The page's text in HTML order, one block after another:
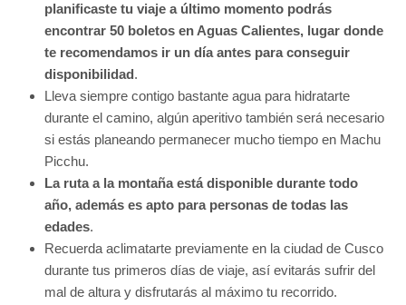
planificaste tu viaje a último momento podrás
encontrar 50 boletos en Aguas Calientes, lugar donde
te recomendamos ir un día antes para conseguir
disponibilidad.
Lleva siempre contigo bastante agua para hidratarte
durante el camino, algún aperitivo también será necesario
si estás planeando permanecer mucho tiempo en Machu
Picchu.
La ruta a la montaña está disponible durante todo
año, además es apto para personas de todas las
edades.
Recuerda aclimatarte previamente en la ciudad de Cusco
durante tus primeros días de viaje, así evitarás sufrir del
mal de altura y disfrutarás al máximo tu recorrido.